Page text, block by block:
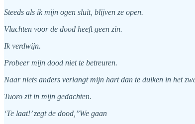
Steeds als ik mijn ogen sluit, blijven ze open.
Vluchten voor de dood heeft geen zin.
Ik verdwijn.
Probeer mijn dood niet te betreuren.
Naar niets anders verlangt mijn hart dan te duiken in het
Tuoro zit in mijn gedachten.
‘Te laat!’ zegt de dood,’’We gaan